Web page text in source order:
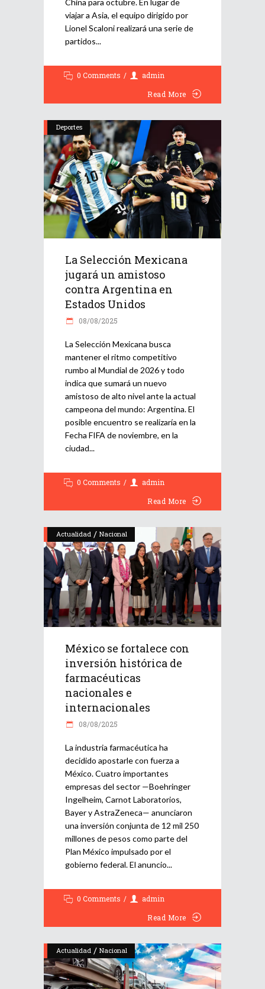
China para octubre. En lugar de
viajar a Asia, el equipo dirigido por
Lionel Scaloni realizará una serie de
partidos
0 Comments
admin
Read More
Deportes
La Selección Mexicana
jugará un amistoso
contra Argentina en
Estados Unidos
08/08/2025
La Selección Mexicana busca
mantener el ritmo competitivo
rumbo al Mundial de 2026 y todo
indica que sumará un nuevo
amistoso de alto nivel ante la actual
campeona del mundo: Argentina. El
posible encuentro se realizaría en la
Fecha FIFA de noviembre, en la
ciudad
0 Comments
admin
Read More
Actualidad / Nacional
México se fortalece con
inversión histórica de
farmacéuticas
nacionales e
internacionales
08/08/2025
La industria farmacéutica ha
decidido apostarle con fuerza a
México. Cuatro importantes
empresas del sector —Boehringer
Ingelheim, Carnot Laboratorios,
Bayer y AstraZeneca— anunciaron
una inversión conjunta de 12 mil 250
millones de pesos como parte del
Plan México impulsado por el
gobierno federal. El anuncio
0 Comments
admin
Read More
Actualidad / Nacional